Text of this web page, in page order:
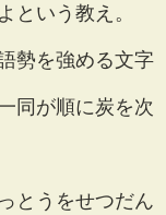
という教え。
勢を強める文字
同が順に炭を次
とうをせつだん